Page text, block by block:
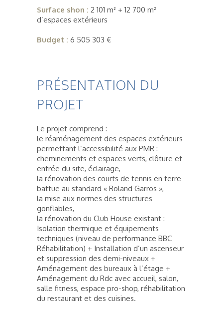
Surface shon : 2 101 m² + 12 700 m²
d’espaces extérieurs
Budget : 6 505 303 €
PRÉSENTATION DU
PROJET
Le projet comprend :
le réaménagement des espaces extérieurs
permettant l’accessibilité aux PMR :
cheminements et espaces verts, clôture et
entrée du site, éclairage,
la rénovation des courts de tennis en terre
battue au standard « Roland Garros »,
la mise aux normes des structures
gonflables,
la rénovation du Club House existant :
Isolation thermique et équipements
techniques (niveau de performance BBC
Réhabilitation) + Installation d’un ascenseur
et suppression des demi-niveaux +
Aménagement des bureaux à l’étage +
Aménagement du Rdc avec accueil, salon,
salle fitness, espace pro-shop, réhabilitation
du restaurant et des cuisines.